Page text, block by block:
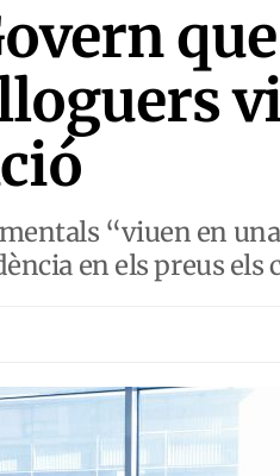
“viuen en
en els preus els